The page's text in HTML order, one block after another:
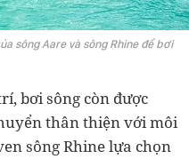
sông Aare và sông Rhine để bơi
bơi sông còn được
thân thiện với môi
sông Rhine lựa chọn